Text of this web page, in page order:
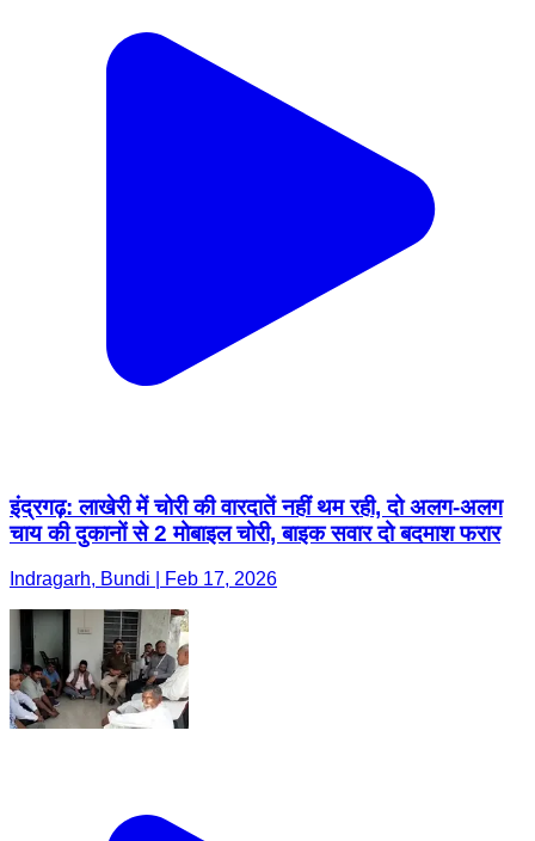
इंद्रगढ़: लाखेरी में चोरी की वारदातें नहीं थम रही, दो अलग-अलग
चाय की दुकानों से 2 मोबाइल चोरी, बाइक सवार दो बदमाश फरार
Indragarh, Bundi | Feb 17, 2026